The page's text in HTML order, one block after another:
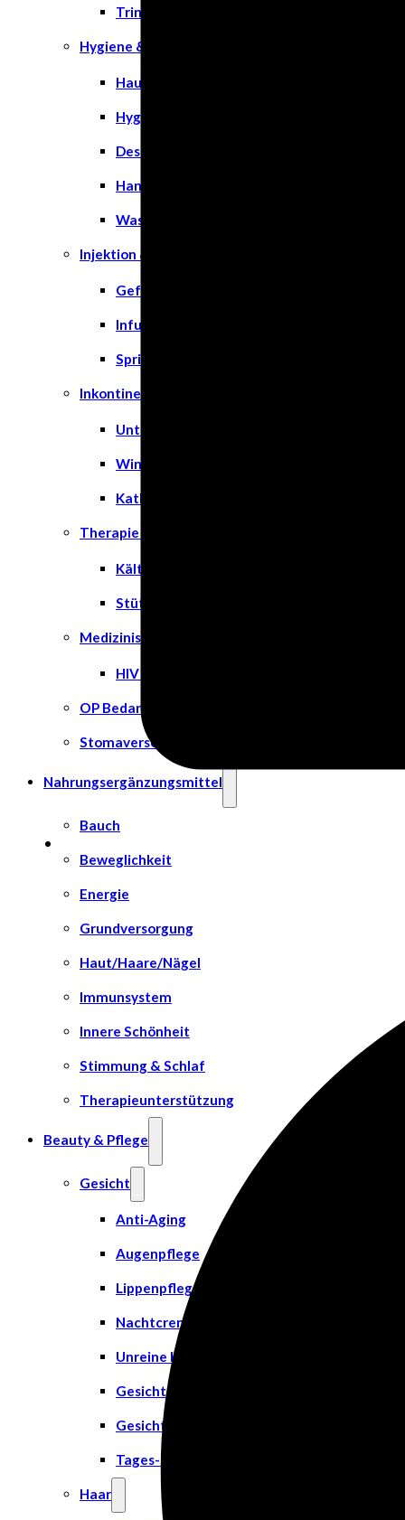
Trinknahrung
Hygiene & Pflege
Hausapotheke
Hygieneartikel
Desinfektion
Handschuhe
Waschlotion
Injektion & Infusion
Gefäßkatheter
Infusionslösungen & Zubehör
Spritzen
Inkontinenz
Unterlagen
Windeln
Katheter
Therapie & Kompression
Kälte- & Wärmetherapie
Stützstrümpfe & Kompression
Medizinische Tests & Geräte
HIV Tests
OP Bedarf
Stomaversorgung
Nahrungsergänzungsmittel
Bauch
Beweglichkeit
Energie
Grundversorgung
Haut/Haare/Nägel
Immunsystem
Innere Schönheit
Stimmung & Schlaf
Therapieunterstützung
Beauty & Pflege
Gesicht
Anti-Aging
Augenpflege
Lippenpflege
Nachtcreme
Unreine Haut & Akne
Gesichtsreinigung
Gesichtsserum
Tages- & Feuchtigkeitscremes
Haar